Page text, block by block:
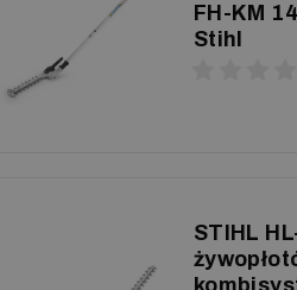
FH-KM
Stihl
STIHL